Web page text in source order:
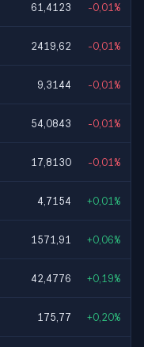
61,4123 -0,01%
2419,62 -0,01%
9,3144 -0,01%
54,0843 -0,01%
17,8130 -0,01%
4,7154 +0,01%
1571,91 +0,06%
42,4776 +0,19%
175,77 +0,20%